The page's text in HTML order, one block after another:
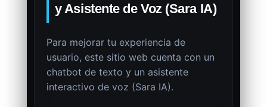
y Asistente de Voz (Sara IA)
Para mejorar tu experiencia de
usuario, este sitio web cuenta con un
chatbot de texto y un asistente
interactivo de voz (Sara IA).